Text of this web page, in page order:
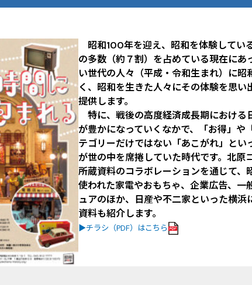
昭和100年を迎え、昭和を体験してい
の多数（約７割）を占めている現在にあ
い世代の人々（平成・令和生まれ）に昭
く、昭和を生きた人々にその体験を思い
提供します。
特に、戦後の高度経済成長期における
が豊かになっていくなかで、「お得」や
テゴリーだけではない「あこがれ」とい
が世の中を席捲していた時代です。北原
所蔵資料のコラボレーションを通じて、
使われた家電やおもちゃ、企業広告、一
ュアのほか、日産や不二家といった横浜
資料も紹介します。
▶チラシ（PDF）はこちら